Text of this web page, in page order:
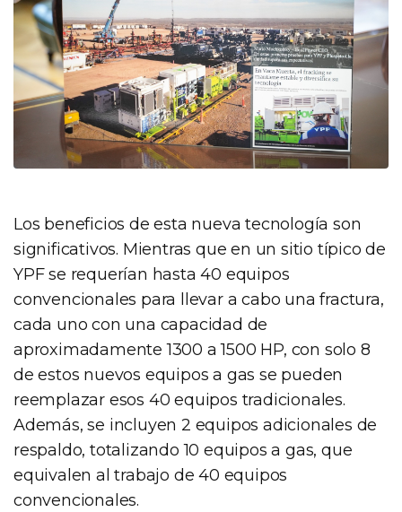
Los beneficios de esta nueva tecnología son
significativos. Mientras que en un sitio típico de
YPF se requerían hasta 40 equipos
convencionales para llevar a cabo una fractura,
cada uno con una capacidad de
aproximadamente 1300 a 1500 HP, con solo 8
de estos nuevos equipos a gas se pueden
reemplazar esos 40 equipos tradicionales.
Además, se incluyen 2 equipos adicionales de
respaldo, totalizando 10 equipos a gas, que
equivalen al trabajo de 40 equipos
convencionales.